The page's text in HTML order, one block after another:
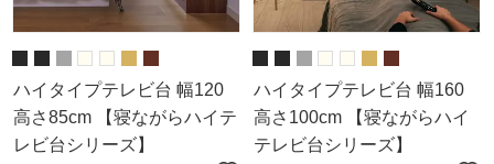
ハイタイプテレビ台 幅120
高さ85cm 【寝ながらハイテ
レビ台シリーズ】
ハイタイプテレビ台 幅160
高さ100cm 【寝ながらハイ
テレビ台シリーズ】